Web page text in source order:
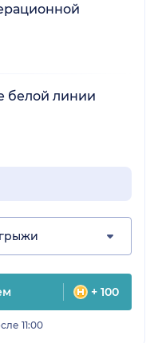
белой линии
+ 100
11:00